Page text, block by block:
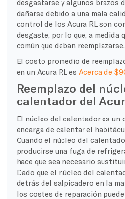
desgastarse y algunos brazos
dañarse debido a una mala
control de los Acura RL son
desgaste, por lo que, a medida
común que deban reemplazarse.
El costo promedio de
en un Acura RL es Acerca de
Reemplazo del
calentador del
El núcleo del calentador es un
encarga de calentar el
Cuando el núcleo del
producirse una fuga de
hace que sea necesario
Dado que el núcleo del
detrás del salpicadero en la
los costes de reparación